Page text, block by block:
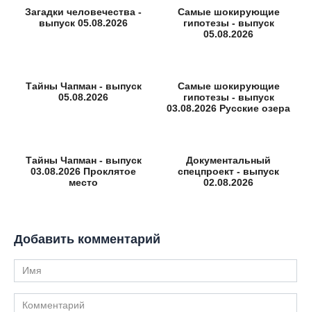
Загадки человечества -
выпуск 05.08.2026
Самые шокирующие
гипотезы - выпуск
05.08.2026
Тайны Чапман - выпуск
05.08.2026
Самые шокирующие
гипотезы - выпуск
03.08.2026 Русские озера
Тайны Чапман - выпуск
03.08.2026 Проклятое
место
Документальный
спецпроект - выпуск
02.08.2026
Добавить комментарий
Имя
Комментарий